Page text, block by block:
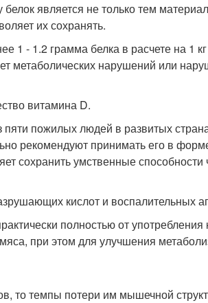
белок является не только тем
их сохранять.
- 1.2 грамма белка в расчете на 1 кг
метаболических нарушений или
витамина D.
пожилых людей в развитых
рекомендуют принимать его в
сохранить умственные
кислот и воспалительных
полностью от
при этом для улучшения
то темпы потери им мышечной